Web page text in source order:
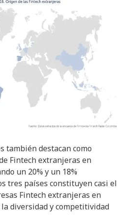
también destacan como
Fintech extranjeras en
un 20% y un 18%
tres países constituyen casi el
Fintech extranjeras en
diversidad y competitividad